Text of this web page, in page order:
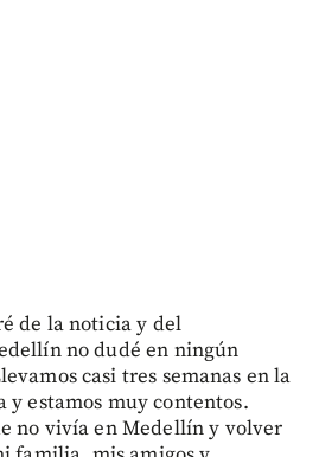
de la noticia y del
no dudé en ningún
casi tres semanas en la
y estamos muy contentos.
no vivía en Medellín y volver